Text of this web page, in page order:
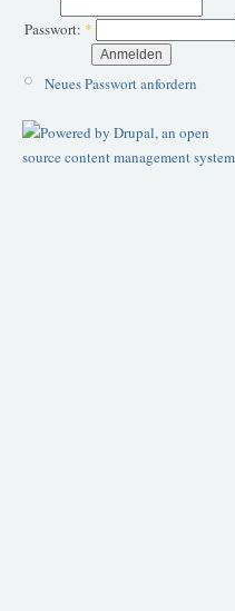
Passwort: *
Neues Passwort anfordern